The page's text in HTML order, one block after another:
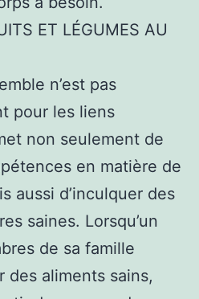
ET LÉGUMES AU
n’est pas
pour les liens
non seulement de
en matière de
aussi d’inculquer des
saines. Lorsqu’un
de sa famille
des aliments sains,